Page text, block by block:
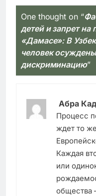
One thought on “
детей и запрет на
«Дамасе»: В
человек
дискриминацию”
Абра
Процесс
ждет то
Каждая
или